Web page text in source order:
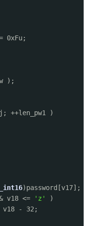
0xFu;
);
++len_pw1 )
)password[v17];
v18 <= 'z'
)
v18 - 32;